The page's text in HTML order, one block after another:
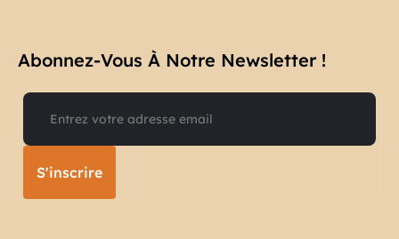
Abonnez-Vous À Notre Newsletter !​
S'inscrire